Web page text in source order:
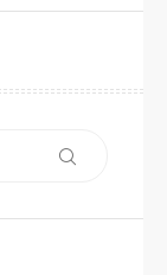
Search